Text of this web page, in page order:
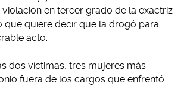
en tercer grado de la exactriz
que quiere decir que la drogó para
acto.
dos víctimas, tres mujeres más
fuera de los cargos que enfrentó